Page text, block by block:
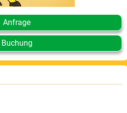
Anfrage
Buchung